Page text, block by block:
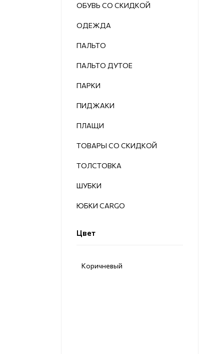
ОБУВЬ СО СКИДКОЙ
ОДЕЖДА
ПАЛЬТО
ПАЛЬТО ДУТОЕ
ПАРКИ
ПИДЖАКИ
ПЛАЩИ
ТОВАРЫ СО СКИДКОЙ
ТОЛСТОВКА
ШУБКИ
ЮБКИ CARGO
Цвет
Коричневый